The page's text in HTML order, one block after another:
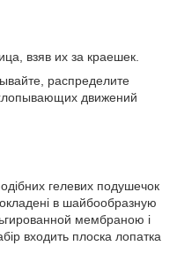
взяв их за краешек.
распределите
движений
гелевих подушечок
в шайбообразную
мембраною і
входить плоска лопатка